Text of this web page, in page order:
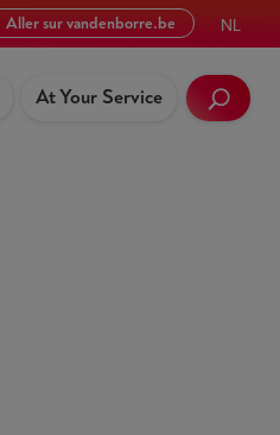
Aller sur vandenborre.be NL
At Your Service